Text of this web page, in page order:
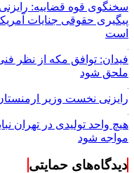
سخنگوی قوه قضاییه:
پیگیری حقوقی جنایات
است
ملحق شود
رایزنی نخست وزیر
هیچ واحد تولیدی در تهران
مواجه شود
دیدگاه‌های حمایتی